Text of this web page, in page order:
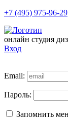
+7 (495) 975-96-29
онлайн студия
Вход
Email:
Пароль:
Запомнить